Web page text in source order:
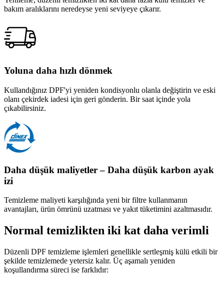
bakım aralıklarını neredeyse yeni seviyeye çıkarır.
Yoluna daha hızlı dönmek
Kullandığınız DPF'yi yeniden kondisyonlu olanla değiştirin ve eski
olanı çekirdek iadesi için geri gönderin. Bir saat içinde yola
çıkabilirsiniz.
Daha düşük maliyetler – Daha düşük karbon ayak
izi
Temizleme maliyeti karşılığında yeni bir filtre kullanmanın
avantajları, ürün ömrünü uzatması ve yakıt tüketimini azaltmasıdır.
Normal temizlikten iki kat daha verimli
Düzenli DPF temizleme işlemleri genellikle sertleşmiş külü etkili bir
şekilde temizlemede yetersiz kalır. Üç aşamalı yeniden
koşullandırma süreci ise farklıdır: